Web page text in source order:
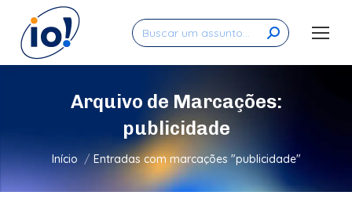
Search:
Arquivo de Marcações:
publicidade
Você está aqui:
Início Entradas com marcações "publicidade"